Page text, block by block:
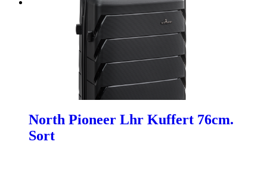
North Pioneer Lhr Kuffert 76cm.
Sort